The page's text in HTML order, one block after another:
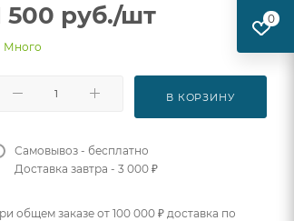
500 руб./шт
Много
В КОРЗИНУ
Самовывоз - бесплатно
Доставка завтра - 3 000 ₽
общем заказе от 100 000 ₽ доставка по
0